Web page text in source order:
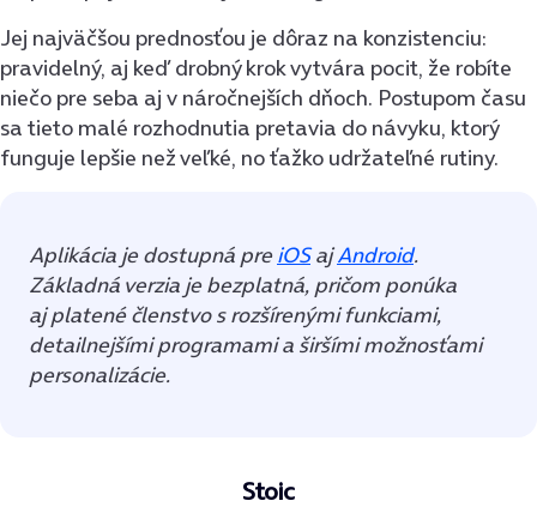
Jej najväčšou prednosťou je dôraz na konzistenciu:
pravidelný, aj keď drobný krok vytvára pocit, že robíte
niečo pre seba aj v náročnejších dňoch. Postupom času
sa tieto malé rozhodnutia pretavia do návyku, ktorý
funguje lepšie než veľké, no ťažko udržateľné rutiny.
Aplikácia je dostupná preiOSajAndroid.
Základná verzia je bezplatná, pričom ponúka
aj platené členstvo s rozšírenými funkciami,
detailnejšími programami a širšími možnosťami
personalizácie.
Stoic